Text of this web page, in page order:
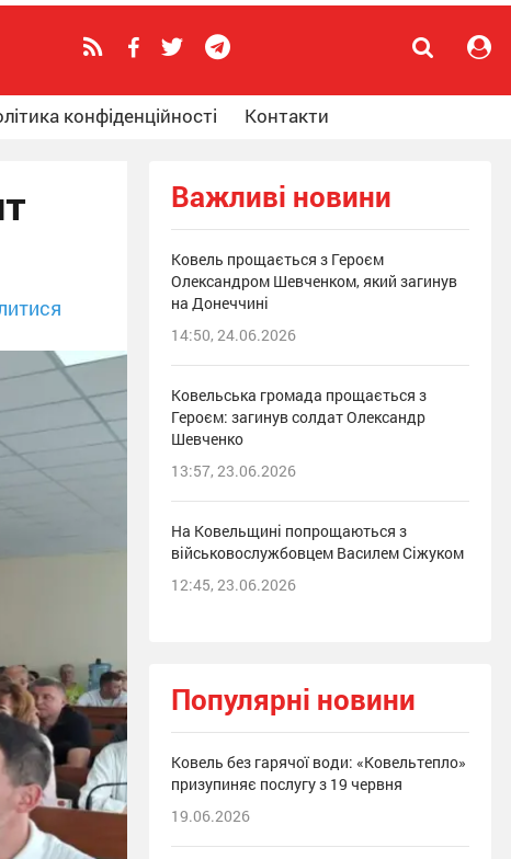
конфіденційності Контакти
Важливі новини
Ковель прощається з Героєм
Олександром Шевченком, який загинув
на Донеччині
14:50, 24.06.2026
Ковельська громада прощається з
Героєм: загинув солдат Олександр
Шевченко
13:57, 23.06.2026
На Ковельщині попрощаються з
військовослужбовцем Василем Сіжуком
12:45, 23.06.2026
Популярні новини
Ковель без гарячої води: «Ковельтепло»
призупиняє послугу з 19 червня
19.06.2026